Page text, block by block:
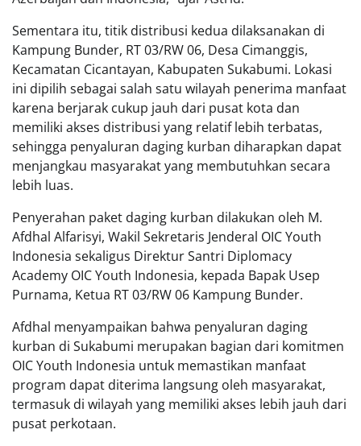
Sementara itu, titik distribusi kedua dilaksanakan di
Kampung Bunder, RT 03/RW 06, Desa Cimanggis,
Kecamatan Cicantayan, Kabupaten Sukabumi. Lokasi
ini dipilih sebagai salah satu wilayah penerima manfaat
karena berjarak cukup jauh dari pusat kota dan
memiliki akses distribusi yang relatif lebih terbatas,
sehingga penyaluran daging kurban diharapkan dapat
menjangkau masyarakat yang membutuhkan secara
lebih luas.
Penyerahan paket daging kurban dilakukan oleh M.
Afdhal Alfarisyi, Wakil Sekretaris Jenderal OIC Youth
Indonesia sekaligus Direktur Santri Diplomacy
Academy OIC Youth Indonesia, kepada Bapak Usep
Purnama, Ketua RT 03/RW 06 Kampung Bunder.
Afdhal menyampaikan bahwa penyaluran daging
kurban di Sukabumi merupakan bagian dari komitmen
OIC Youth Indonesia untuk memastikan manfaat
program dapat diterima langsung oleh masyarakat,
termasuk di wilayah yang memiliki akses lebih jauh dari
pusat perkotaan.